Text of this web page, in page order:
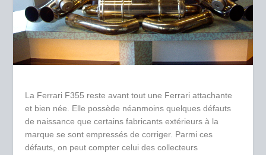
La Ferrari F355 reste avant tout une Ferrari attachante
et bien née. Elle possède néanmoins quelques défauts
de naissance que certains fabricants extérieurs à la
marque se sont empressés de corriger. Parmi ces
défauts, on peut compter celui des collecteurs